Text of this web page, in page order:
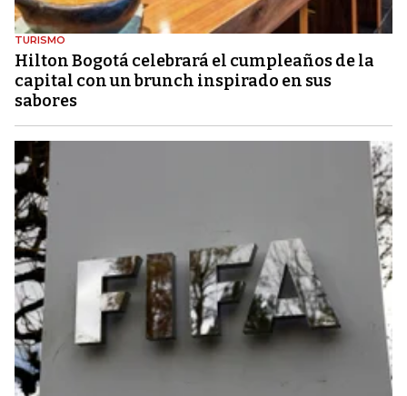
TURISMO
Hilton Bogotá celebrará el cumpleaños de la
capital con un brunch inspirado en sus
sabores